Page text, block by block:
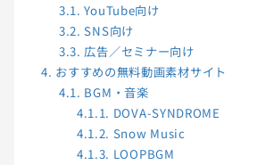
3.1. YouTube向け
3.2. SNS向け
3.3. 広告／セミナー向け
4. おすすめの無料動画素材サイト
4.1. BGM・音楽
4.1.1. DOVA-SYNDROME
4.1.2. Snow Music
4.1.3. LOOPBGM